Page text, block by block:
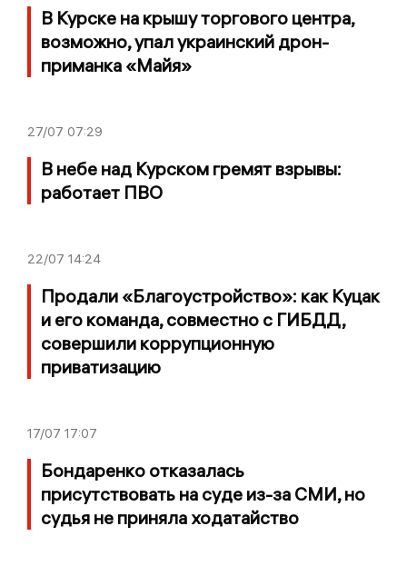
В Курске на крышу торгового центра,
возможно, упал украинский дрон-
приманка «Майя»
27/07 07:29
В небе над Курском гремят взрывы:
работает ПВО
22/07 14:24
Продали «Благоустройство»: как Куцак
и его команда, совместно с ГИБДД,
совершили коррупционную
приватизацию
17/07 17:07
Бондаренко отказалась
присутствовать на суде из-за СМИ, но
судья не приняла ходатайство